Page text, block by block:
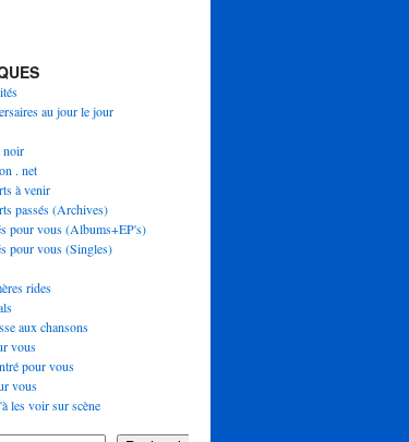
au jour le jour
noir
. net
à venir
passés (Archives)
pour vous (Albums+EP's)
pour vous (Singles)
rides
aux chansons
vous
pour vous
vous
les voir sur scène